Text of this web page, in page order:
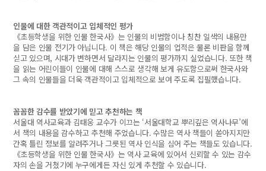
인물에 대한 객관적이고 입체적인 평가
《초등학생을 위한 인물 한국사》는 인물의 비범함이나 칭찬 일색의 내용만
을 담은 인물 전기가 아닙니다. 이 책은 해당 인물의 업적은 물론 비판을 함께
싣고 있으며, 시대가 변하면서 달라지는 인물의 평가까지 실었습니다. 또한 책
을 읽는 어린이들이 인물에 대해 스스로 생각해 보게 유도함으로써 한국사와
그 속의 인물들을 더욱 객관적이고 입체적으로 보여 주도록 집필했습니다.
꼼꼼한 감수를 받았기에 믿고 추천하는 책
서울대 역사교육과 김태웅 교수가 이끄는 ‘서울대학교 뿌리깊은 역사나무’에
서 책의 내용을 감수하고 추천해 주었습니다. 수많은 역사 책들이 쏟아지지만
간혹 틀린 정보를 알려주거나 그릇된 역사 인식을 심어 주는 책들도 있습니다.
《초등학생을 위한 인물 한국사》는 역사 교육에 있어서 신뢰할 수 있는 감수
자의 손을 거쳤기에 누구에게든 자신 있게 추천할 수 있습니다.